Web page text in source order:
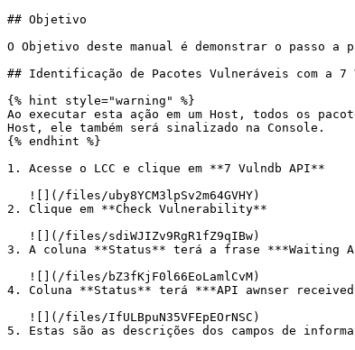
## Objetivo
O Objetivo deste manual é demonstrar o passo
## Identificação de Pacotes Vulneráveis com a 7
{% hint style="warning" %}
Ao executar esta ação em um Host, todos os
Host, ele também será sinalizado na Console.
{% endhint %}
1. Acesse o LCC e clique em **7 Vulndb API**
2. Clique em **Check Vulnerability**
3. A coluna **Status** terá a frase ***Waiting
4. Coluna **Status** terá ***API awnser
5. Estas são as descrições dos campos de